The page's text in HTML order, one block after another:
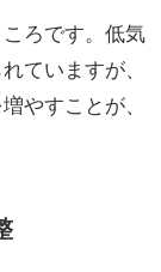
ろです。低気
ていますが、
やすことが、